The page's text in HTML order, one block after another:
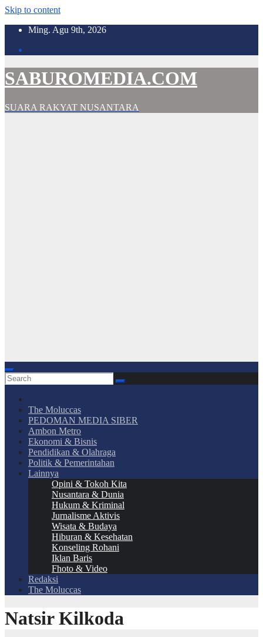
Skip to content
Ming. Agu 9th, 2026
SABUROMEDIA.COM
SUARA RAKYAT NUSANTARA
The Moluccas
PEDOMAN MEDIA SIBER
Ambon Metro
Ekonomi & Bisnis
Pendidikan & Olahraga
Politik & Pemerintahan
Lainnya
Opini & Tokoh Kita
Nusantara & Dunia
Hukum & Kriminal
Jurnalisme Aktivis
Wisata & Budaya
Hiburan & Kesehatan
Konseling Rohani
Iklan Baris
Fhoto & Video
Redaksi
The Moluccas
Natsir Kilkoda